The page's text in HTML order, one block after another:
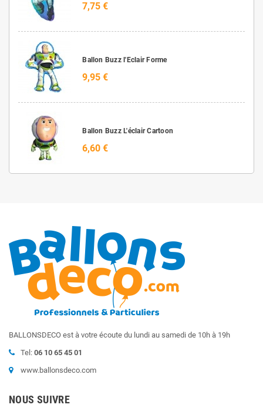
7,75 €
Ballon Buzz l'Eclair Forme
9,95 €
Ballon Buzz L'éclair Cartoon
6,60 €
BALLONSDECO est à votre écoute du lundi au samedi de 10h à 19h
Tel: 06 10 65 45 01
www.ballonsdeco.com
NOUS SUIVRE